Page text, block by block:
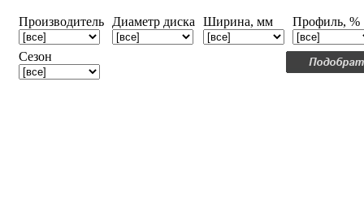
Производитель Диаметр диска Ширина, мм Профиль, %
Сезон